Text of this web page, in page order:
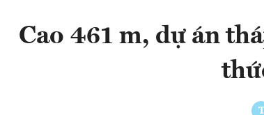
Cao 461 m, dự án
T